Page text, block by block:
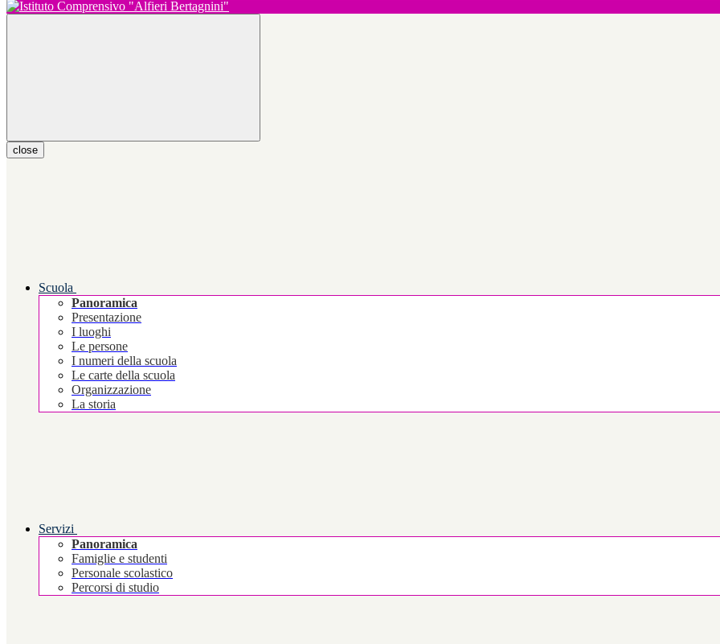
close
Scuola
Panoramica
Presentazione
I luoghi
Le persone
I numeri della scuola
Le carte della scuola
Organizzazione
La storia
Servizi
Panoramica
Famiglie e studenti
Personale scolastico
Percorsi di studio